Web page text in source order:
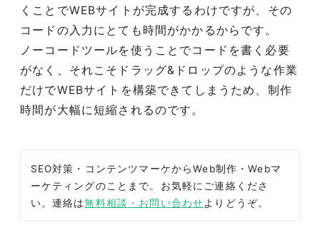
くことでWEBサイトが完成するわけですが、その
コードの入力にとても時間がかかるからです。
ノーコードツールを使うことでコードを書く必要
がなく、それこそドラッグ&ドロップのような作業
だけでWEBサイトを構築できてしまうため、制作
時間が大幅に短縮されるのです。
SEO対策・コンテンツマーケからWeb制作・Webマ
ーケティングのことまで。お気軽にご連絡くださ
い。連絡は無料相談・お問い合わせよりどうぞ。